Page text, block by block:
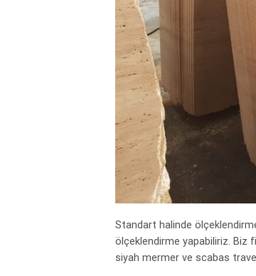
Standart halinde
ölçeklendirme yapabiliriz. Biz
siyah mermer ve scabas